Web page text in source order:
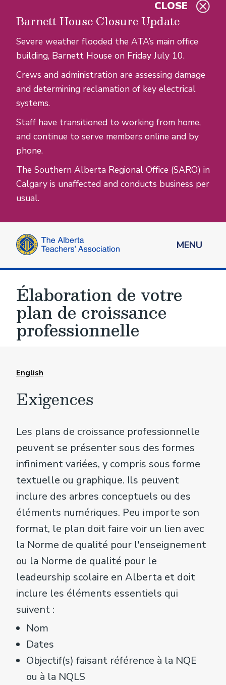
Barnett House Closure Update
Severe weather flooded the ATA’s main office
building, Barnett House on Friday July 10.
Crews and administration are assessing damage
and determining reclamation of key electrical
systems.
Staff have transitioned to working from home,
and continue to serve members online and by
phone.
The Southern Alberta Regional Office (SARO) in
Calgary is unaffected and conducts business per
usual.
CLOSE
MENU
Élaboration de votre
plan de croissance
professionnelle
English
Exigences
Les plans de croissance professionnelle
peuvent se présenter sous des formes
infiniment variées, y compris sous forme
textuelle ou graphique. Ils peuvent
inclure des arbres conceptuels ou des
éléments numériques. Peu importe son
format, le plan doit faire voir un lien avec
la Norme de qualité pour l'enseignement
ou la Norme de qualité pour le
leadeurship scolaire en Alberta et doit
inclure les éléments essentiels qui
suivent :
Nom
Dates
Objectif(s) faisant référence à la NQE
ou à la NQLS